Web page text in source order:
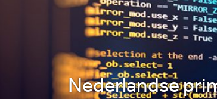
Nederlandse